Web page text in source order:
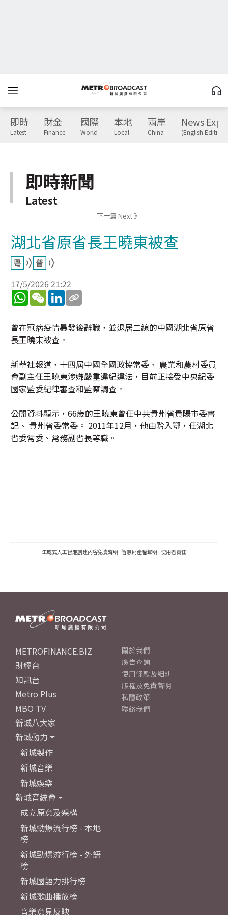
即時
Latest
財金
Finance
國際
World
本地
Local
兩岸
China
News
(English Edition)
即時新聞
Latest
下一篇 Next 》
湖北省原省長王曉東被查
17/5/2026 21:22
WhatsApp
WeChatLinkedIn
曾在冠病疫情暴發後辭職，並退居二線的中國湖北省原省
長王曉東被查。
新華社報道，十四屆中國全國政協常委、 農業和農村委員
會副主任王曉東涉嫌嚴重違紀違法，目前正接受中央紀委
國家監委紀律審查和監察調查。
公開資料顯示，66歲的王曉東曾任中共貴州省貴陽市委書
記、 貴州省委常委。 2011年12月，他由黔入鄂，任湖北
省委常委、常務副省長等職。
生成式人工智能創建內容免責聲明 | 智慧財產權聲明 | 使用者責任
METROFINANCE.BIZ
財經台
知訊台
Metro Plus
MBO TV
新城八大家
新城動力
新城製作
新城音樂
新城娛樂
新城音統會
成立原意及架構
新城勁爆流行榜 - 本地
榜
新城勁爆流行榜 - 外語
榜
新城國語力排行榜
新城歌曲播放榜
音樂意見反映
關於我們
廣告查詢
使用條款及細則
版權及免責聲明
私隱政策
聯絡我們